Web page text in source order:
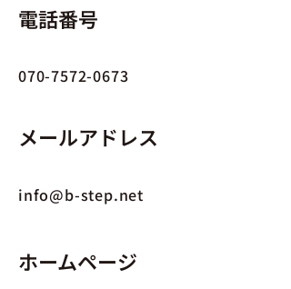
電話番号
070-7572-0673
メールアドレス
info@b-step.net
ホームページ